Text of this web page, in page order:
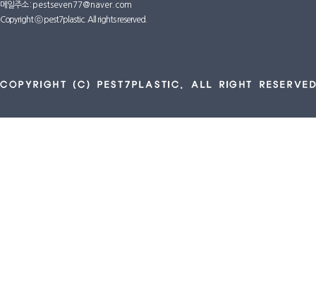
메일주소 : pestseven77@naver.com
Copyright ⓒ pest7plastic. All rights reserved.